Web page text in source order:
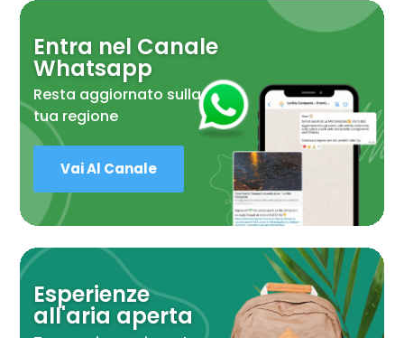
Entra nel Canale
Whatsapp
Resta aggiornato sulla
tua regione
Vai Al Canale
Esperienze
all'aria aperta